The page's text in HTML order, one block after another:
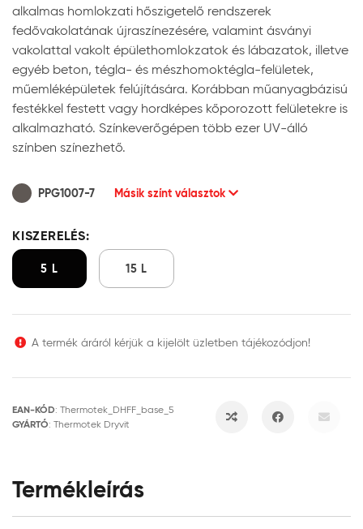
alkalmas homlokzati hőszigetelő rendszerek
fedővakolatának újraszínezésére, valamint ásványi
vakolattal vakolt épülethomlokzatok és lábazatok, illetve
egyéb beton, tégla- és mészhomoktégla-felületek,
műemléképületek felújítására. Korábban műanyagbázisú
festékkel festett vagy hordképes kőporozott felületekre is
alkalmazható. Színkeverőgépen több ezer UV-álló
színben színezhető.
PPG1007-7 Másik színt választok
KISZERELÉS:
5 L 15 L
A termék áráról kérjük a kijelölt üzletben tájékozódjon!
EAN-KÓD: Thermotek_DHFF_base_5
GYÁRTÓ: Thermotek Dryvit
Termékleírás